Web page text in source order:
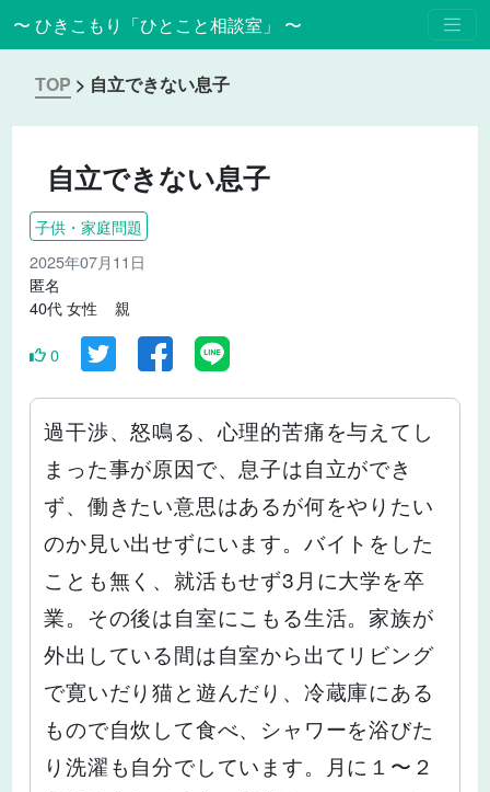
〜 ひきこもり「ひとこと相談室」 〜
TOP > 自立できない息子
自立できない息子
子供・家庭問題
2025年07月11日
匿名
40代 女性 親
0
過干渉、怒鳴る、心理的苦痛を与えてし
まった事が原因で、息子は自立ができ
ず、働きたい意思はあるが何をやりたい
のか見い出せずにいます。バイトをした
ことも無く、就活もせず3月に大学を卒
業。その後は自室にこもる生活。家族が
外出している間は自室から出てリビング
で寛いだり猫と遊んだり、冷蔵庫にある
もので自炊して食べ、シャワーを浴びた
り洗濯も自分でしています。月に１〜２